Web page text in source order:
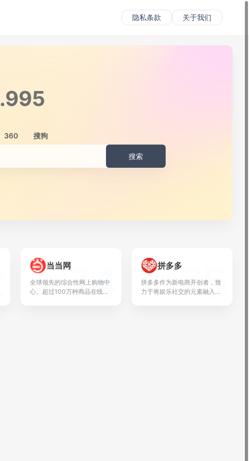
隐私条款 关于我们
.415
360 搜狗
搜索
当当网
全球领先的综合性网上购物中
心。超过100万种商品在线热
74 拼多多
拼多多作为新电商开创者，致
力于将娱乐社交的元素融入电
75